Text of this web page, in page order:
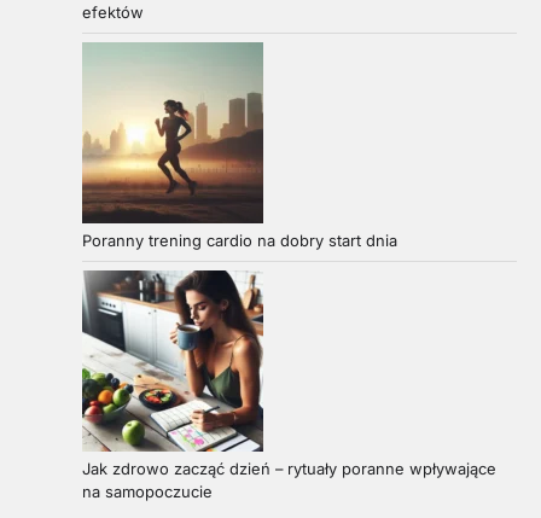
efektów
Poranny trening cardio na dobry start dnia
Jak zdrowo zacząć dzień – rytuały poranne wpływające
na samopoczucie